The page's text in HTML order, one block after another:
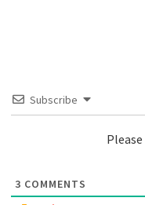
Subscribe
3 COMMENTS